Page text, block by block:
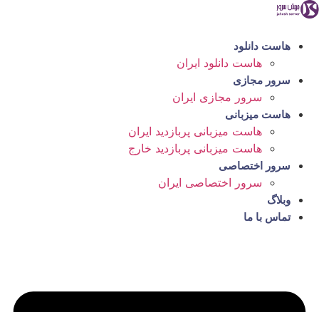
پرش
محتوا
هاست دانلود
هاست دانلود ایران
سرور مجازی
سرور مجازی ایران
هاست میزبانی
هاست میزبانی پربازدید ایران
هاست میزبانی پربازدید خارج
سرور اختصاصی
سرور اختصاصی ایران
وبلاگ
تماس با ما